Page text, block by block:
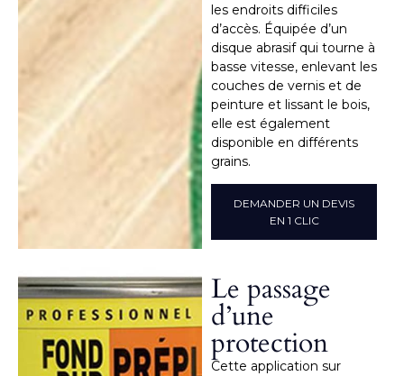
les endroits difficiles
d’accès. Équipée d’un
disque abrasif qui tourne à
basse vitesse, enlevant les
couches de vernis et de
peinture et lissant le bois,
elle est également
disponible en différents
grains.
DEMANDER UN DEVIS
EN 1 CLIC
Le passage
d’une
protection
Cette application sur